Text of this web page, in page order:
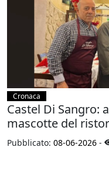
Cronaca
Castel Di Sangro:
mascotte del
Pubblicato: 08-06-2026 -